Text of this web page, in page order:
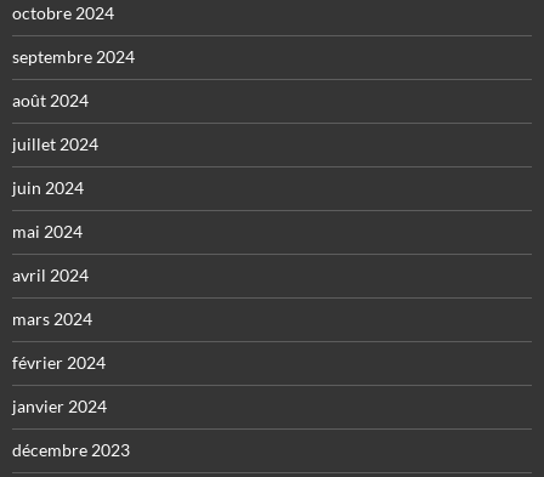
octobre 2024
septembre 2024
août 2024
juillet 2024
juin 2024
mai 2024
avril 2024
mars 2024
février 2024
janvier 2024
décembre 2023